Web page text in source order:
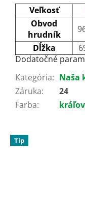
Veľkosť
Obvod
hrudník
Dĺžka
Dodatočné
Kategória: Naša
Záruka:
24
Farba:
Tip